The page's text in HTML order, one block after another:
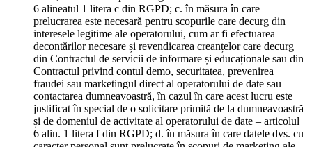
6 alineatul 1 litera c din RGPD; c. în măsura în care
prelucrarea este necesară pentru scopurile care decurg din
interesele legitime ale operatorului, cum ar fi efectuarea
decontărilor necesare și revendicarea creanțelor care decurg
din Contractul de servicii de informare și educaționale sau din
Contractul privind contul demo, securitatea, prevenirea
fraudei sau marketingul direct al operatorului de date sau
contactarea dumneavoastră, în cazul în care acest lucru este
justificat în special de o solicitare primită de la dumneavoastră
și de domeniul de activitate al operatorului de date – articolul
6 alin. 1 litera f din RGPD; d. în măsura în care datele dvs. cu